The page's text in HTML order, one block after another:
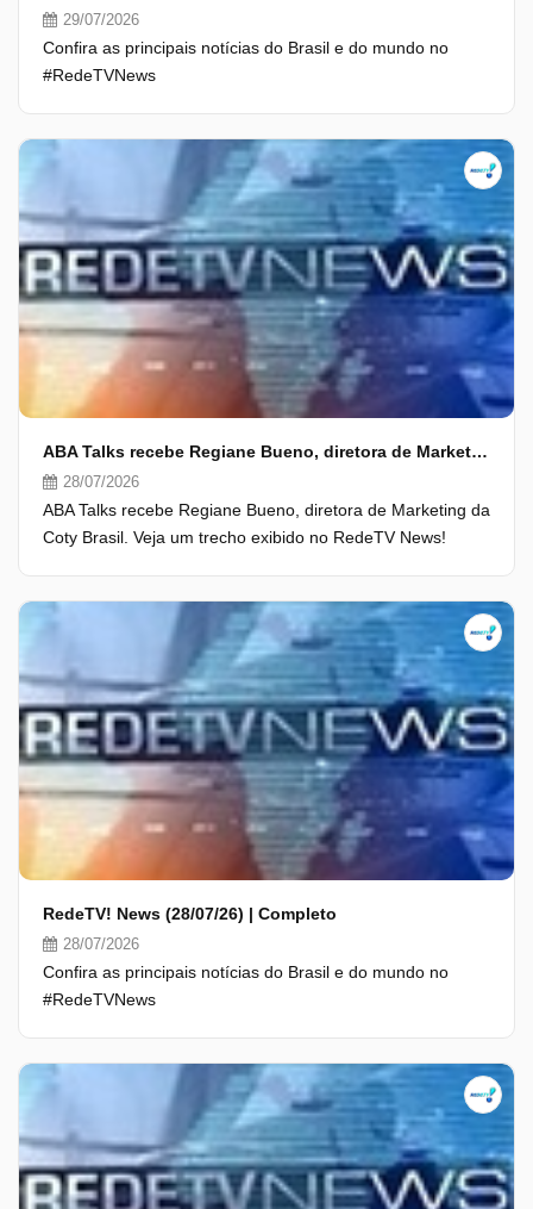
29/07/2026
Confira as principais notícias do Brasil e do mundo no
#RedeTVNews
ABA Talks recebe Regiane Bueno, diretora de Marketing da Coty
28/07/2026
ABA Talks recebe Regiane Bueno, diretora de Marketing da
Coty Brasil. Veja um trecho exibido no RedeTV News!
RedeTV! News (28/07/26) | Completo
28/07/2026
Confira as principais notícias do Brasil e do mundo no
#RedeTVNews